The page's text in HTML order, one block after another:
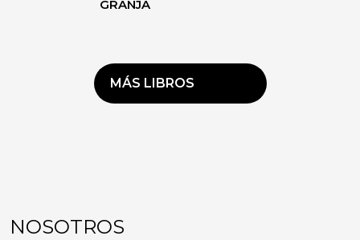
GRANJA
MÁS LIBROS
NOSOTROS